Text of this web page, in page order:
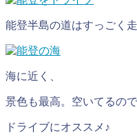
能登半島の道はすっごく
海に近く、
景色も最高。空いてるの
ドライブにオススメ♪